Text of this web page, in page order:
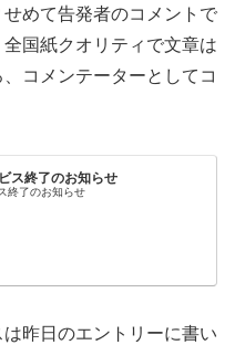
めて告発者のコメントで
国紙クオリティで文章は
コメンテーターとしてコ
ス終了のお知らせ
終了のお知らせ
昨日のエントリーに書い